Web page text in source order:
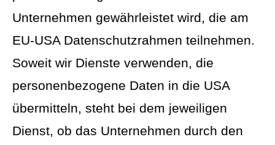
Unternehmen gewährleistet wird, die am
EU-USA Datenschutzrahmen teilnehmen.
Soweit wir Dienste verwenden, die
personenbezogene Daten in die USA
übermitteln, steht bei dem jeweiligen
Dienst, ob das Unternehmen durch den